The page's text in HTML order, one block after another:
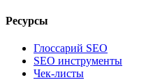
Ресурсы
Глоссарий SEO
SEO инструменты
Чек-листы